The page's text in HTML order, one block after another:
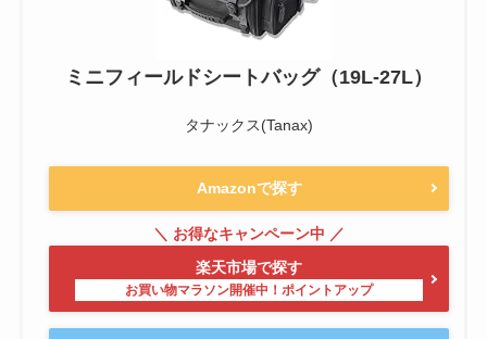
ミニフィールドシートバッグ（19L-27L）
タナックス(Tanax)
Amazonで探す
楽天市場で探す